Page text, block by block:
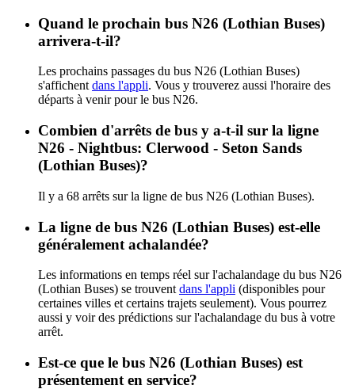
Quand le prochain bus N26 (Lothian Buses)
arrivera-t-il?
Les prochains passages du bus N26 (Lothian Buses)
s'affichent dans l'appli. Vous y trouverez aussi l'horaire des
départs à venir pour le bus N26.
Combien d'arrêts de bus y a-t-il sur la ligne
N26 - Nightbus: Clerwood - Seton Sands
(Lothian Buses)?
Il y a 68 arrêts sur la ligne de bus N26 (Lothian Buses).
La ligne de bus N26 (Lothian Buses) est-elle
généralement achalandée?
Les informations en temps réel sur l'achalandage du bus N26
(Lothian Buses) se trouvent dans l'appli (disponibles pour
certaines villes et certains trajets seulement). Vous pourrez
aussi y voir des prédictions sur l'achalandage du bus à votre
arrêt.
Est-ce que le bus N26 (Lothian Buses) est
présentement en service?